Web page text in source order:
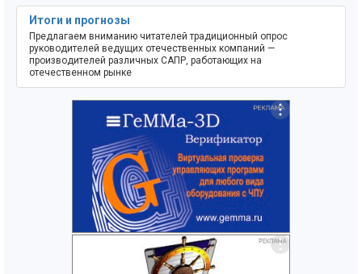
Итоги и прогнозы
Предлагаем вниманию читателей традиционный опрос
руководителей ведущих отечественных компаний —
производителей различных САПР, работающих на
отечественном рынке